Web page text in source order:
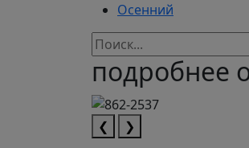
Осенний
подробнее
❮ ❯